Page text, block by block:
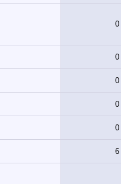
0
0
0
0
0
6